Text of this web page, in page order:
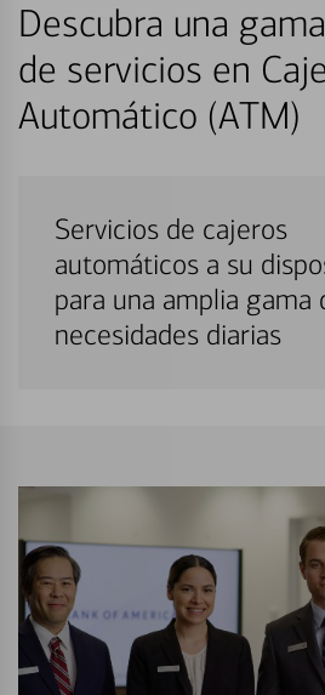
Descubra una
de servicios en
Automático (ATM)
Servicios de cajeros
automáticos a su
para una amplia gama
necesidades diarias